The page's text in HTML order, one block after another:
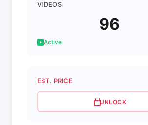
VIDEOS
96
Active
EST. PRICE
UNLOCK